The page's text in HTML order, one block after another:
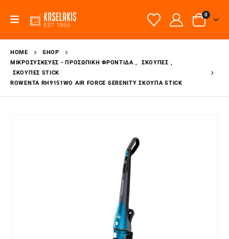
0
HOME
SHOP
ΜΙΚΡΟΣΥΣΚΕΥΈΣ - ΠΡΟΣΩΠΙΚΉ ΦΡΟΝΤΊΔΑ , ΣΚΟΎΠΕΣ ,
ΣΚΟΎΠΕΣ STICK
ROWENTA RH9151WO AIR FORCE SERENITY ΣΚΟΎΠΑ STICK